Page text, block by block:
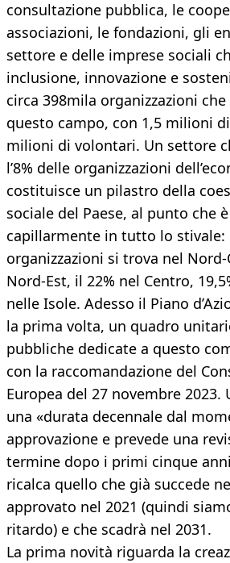
consultazione pubblica, le
associazioni, le fondazioni, gli
settore e delle imprese sociali
inclusione, innovazione e
circa 398mila organizzazioni
questo campo, con 1,5 milioni
milioni di volontari. Un settore
l’8% delle organizzazioni
costituisce un pilastro della
sociale del Paese, al punto che
capillarmente in tutto lo stivale:
organizzazioni si trova nel Nord-
Nord-Est, il 22% nel Centro,
nelle Isole. Adesso il Piano
la prima volta, un quadro
pubbliche dedicate a questo
con la raccomandazione del
Europea del 27 novembre 2023.
una «durata decennale dal
approvazione e prevede una
termine dopo i primi cinque
ricalca quello che già succede
approvato nel 2021 (quindi
ritardo) e che scadrà nel 2031.
La prima novità riguarda la